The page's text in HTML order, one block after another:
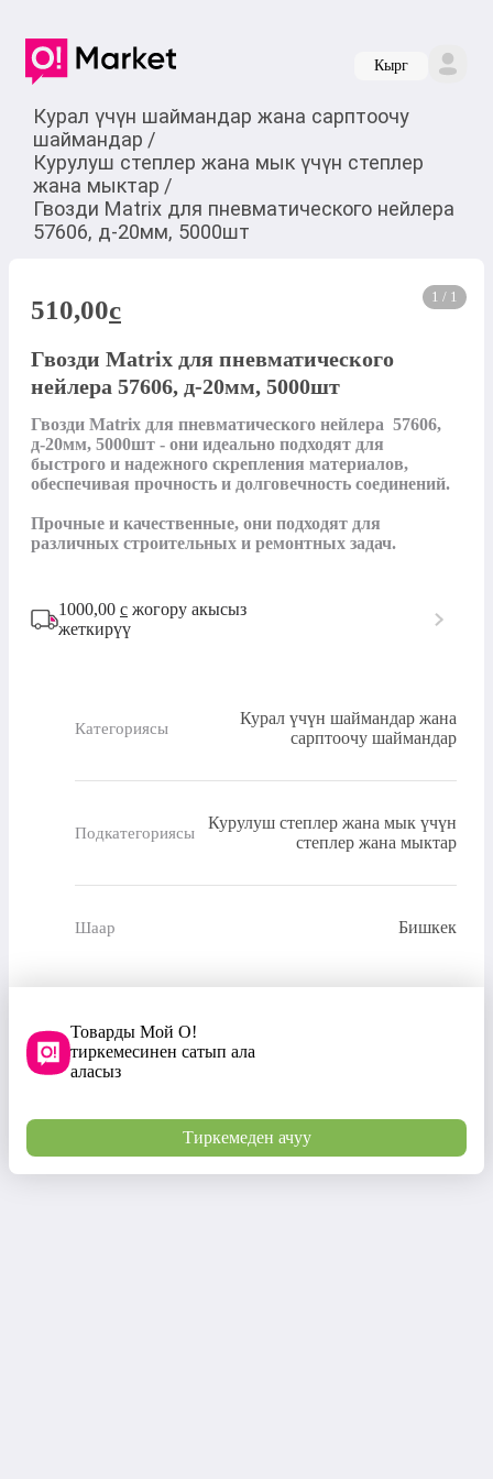
Кырг
Курал үчүн шаймандар жана сарптоочу
шаймандар /
Курулуш степлер жана мык үчүн степлер
жана мыктар /
Гвозди Matrix для пневматического нейлера
57606, д-20мм, 5000шт
1 / 1
510,00c
Гвозди Matrix для пневматического
нейлера 57606, д-20мм, 5000шт
Гвозди Matrix для пневматического нейлера  57606,
д-20мм, 5000шт - они идеально подходят для
быстрого и надежного скрепления материалов,
обеспечивая прочность и долговечность соединений.
Прочные и качественные, они подходят для
различных строительных и ремонтных задач.
1000,00 с жогору акысыз
жеткирүү
Категориясы
Курал үчүн шаймандар жана
сарптоочу шаймандар
Подкатегориясы
Курулуш степлер жана мык үчүн
степлер жана мыктар
Шаар Бишкек
Товарды Мой О!
тиркемесинен сатып ала
аласыз
Тиркемеден ачуу